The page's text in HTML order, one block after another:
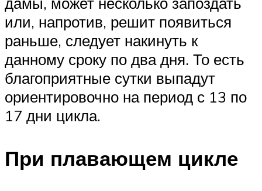
или, напротив, решит появиться
раньше, следует накинуть к
данному сроку по два дня. То есть
благоприятные сутки выпадут
ориентировочно на период с 13 по
17 дни цикла.
При плавающем цикле